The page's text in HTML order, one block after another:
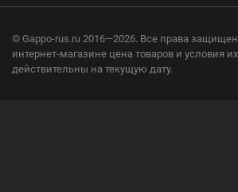
© Gappo-rus.ru 2016—2026. Все права
интернет-магазине цена товаров и условия
действительны на текущую дату.